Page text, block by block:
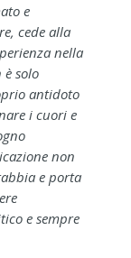
e
cede alla
nella
è solo
antidoto
i cuori e
non
e porta
e sempre